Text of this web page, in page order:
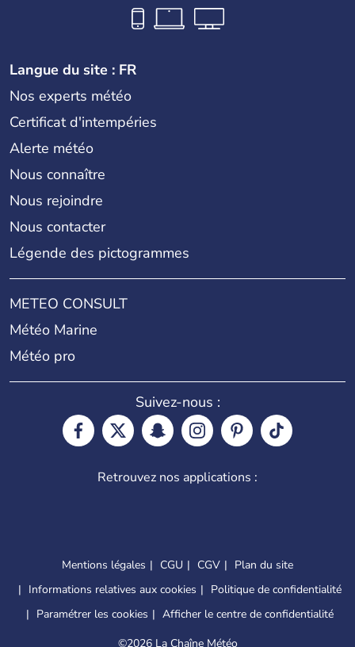
Langue du site : FR
Nos experts météo
Certificat d'intempéries
Alerte météo
Nous connaître
Nous rejoindre
Nous contacter
Légende des pictogrammes
METEO CONSULT
Météo Marine
Météo pro
Suivez-nous :
Retrouvez nos applications :
Mentions légales CGU CGV
Plan du site
Informations relatives aux cookies
Politique de confidentialité
Paramétrer les cookies
Afficher le centre de confidentialité
©2026 La Chaîne Météo